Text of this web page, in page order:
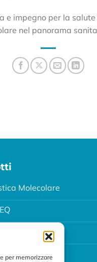
per memorizzare
e impegno per la
nel panorama
Molecolare
PMA